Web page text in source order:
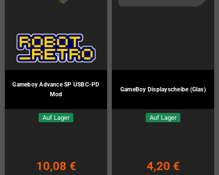
Gameboy Advance SP USBC-PD
Mod
Auf Lager
10,08 €
GameBoy Displayscheibe (Glas)
Auf Lager
4,20 €